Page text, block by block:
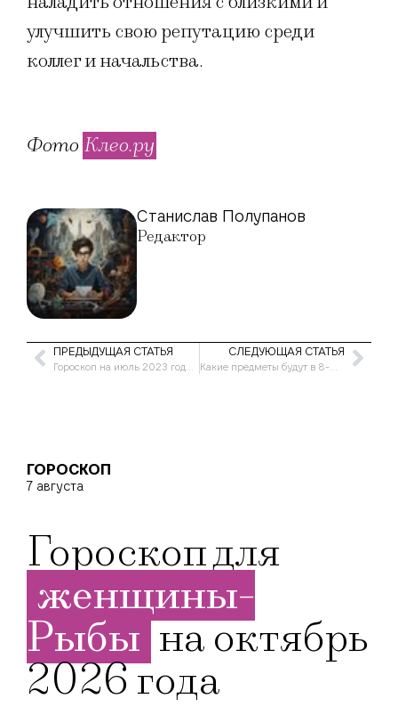
улучшить свою репутацию среди
коллег и начальства.
Фото Клео.ру
Станислав Полупанов
Редактор
ПРЕДЫДУЩАЯ СТАТЬЯ
Гороскоп на июль 2023 года для женщины-Водолей
СЛЕДУЮЩАЯ СТАТЬЯ
Какие предметы будут в 8-м классе в 2023-2024 учебном году в России?
ГОРОСКОП
7 августа
Гороскоп для
женщины-
Рыбы на октябрь
2026 года